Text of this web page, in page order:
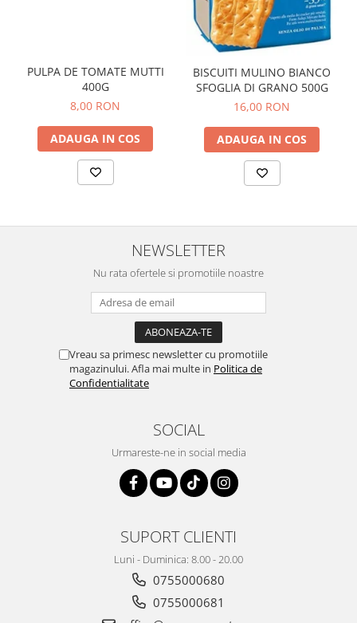
PULPA DE TOMATE MUTTI
400G
8,00 RON
ADAUGA IN COS
BISCUITI MULINO BIANCO
SFOGLIA DI GRANO 500G
16,00 RON
ADAUGA IN COS
NEWSLETTER
Nu rata ofertele si promotiile noastre
Vreau sa primesc newsletter cu promotiile
magazinului. Afla mai multe in Politica de
Confidentialitate
SOCIAL
Urmareste-ne in social media
SUPORT CLIENTI
Luni - Duminica: 8.00 - 20.00
0755000680
0755000681